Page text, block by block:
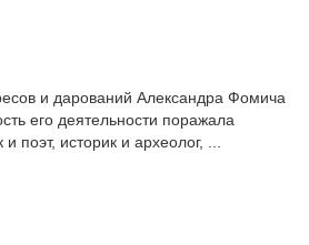
и дарований Александра Фомича
его деятельности поражала
поэт, историк и археолог, ...